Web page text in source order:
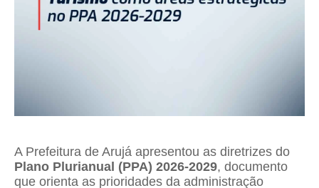
A Prefeitura de Arujá apresentou as diretrizes do
Plano Plurianual (PPA) 2026-2029, documento
que orienta as prioridades da administração